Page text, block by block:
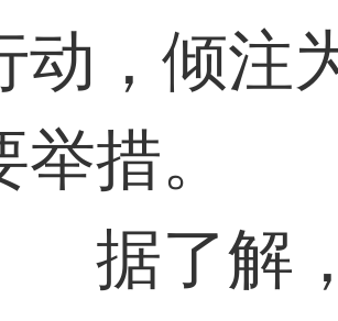
动，倾注
举措。
据了解，